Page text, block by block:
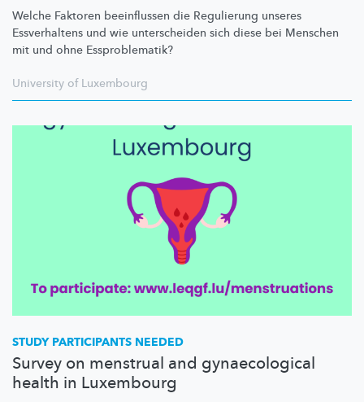
Welche Faktoren beeinflussen die Regulierung unseres
Essverhaltens und wie unterscheiden sich diese bei Menschen
mit und ohne Essproblematik?
University of Luxembourg
STUDY PARTICIPANTS NEEDED
Survey on menstrual and gynaecological
health in Luxembourg